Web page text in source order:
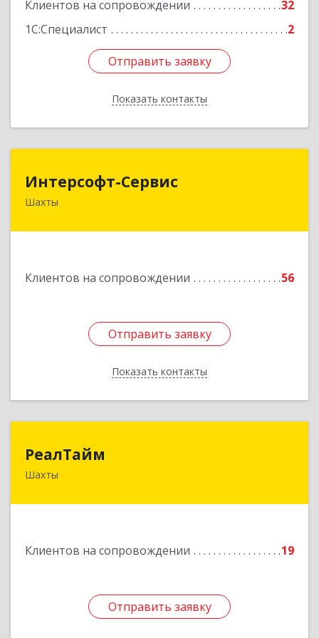
Клиентов на сопровождении
32
1С:Специалист
2
Отправить заявку
Показать контакты
Отправить заявку
Назад
Интерсофт-Сервис
Шахты
Клиентов на сопровождении 56
Отправить заявку
Показать контакты
346480, Ростовская обл, Шахты г, Советская ул,
Отправить заявку
Назад
РеалТайм
Шахты
Клиентов на сопровождении 19
Отправить заявку
Отправить заявку